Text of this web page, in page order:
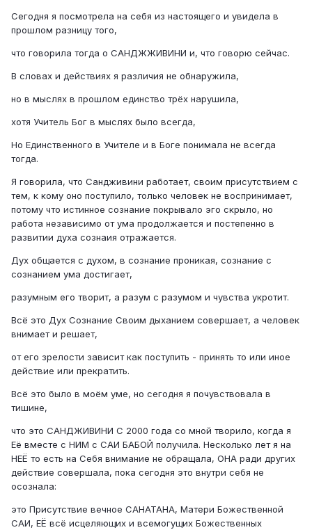
Сегодня я посмотрела на себя из настоящего и увидела в
прошлом разницу того,
что говорила тогда о САНДЖЖИВИНИ и, что говорю сейчас.
В словах и действиях я различия не обнаружила,
но в мыслях в прошлом единство трёх нарушила,
хотя Учитель Бог в мыслях было всегда,
Но Единственного в Учителе и в Боге понимала не всегда
тогда.
Я говорила, что Сандживини работает, своим присутствием с
тем, к кому оно поступило, только человек не воспринимает,
потому что истинное сознание покрывало эго скрыло, но
работа независимо от ума продолжается и постепенно в
развитии духа сознаия отражается.
Дух общается с духом, в сознание проникая, сознание с
сознанием ума достигает,
разумным его творит, а разум с разумом и чувства укротит.
Всё это Дух Сознание Своим дыханием совершает, а человек
внимает и решает,
от его зрелости зависит как поступить - принять то или иное
действие или прекратить.
Всё это было в моём уме, но сегодня я почувствовала в
тишине,
что это САНДЖИВИНИ С 2000 года со мной творило, когда я
Её вместе с НИМ с САИ БАБОЙ получила. Несколько лет я на
НЕЁ то есть на Себя внимание не обращала, ОНА ради других
действие совершала, пока сегодня это внутри себя не
осознала:
это Присутствие вечное САНАТАНА, Матери Божественной
САИ, ЕЁ всё исцеляющих и всемогущих Божественных